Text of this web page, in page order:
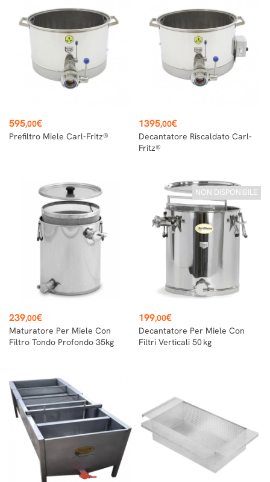
Prezzo
595,00€
Prefiltro Miele Carl-Fritz®
Prezzo
1395,00€
Decantatore Riscaldato Carl-
Fritz®
Prezzo
239,00€
Maturatore Per Miele Con
Filtro Tondo Profondo 35kg
NON DISPONIBILE
Prezzo
199,00€
Decantatore Per Miele Con
Filtri Verticali 50 Kg